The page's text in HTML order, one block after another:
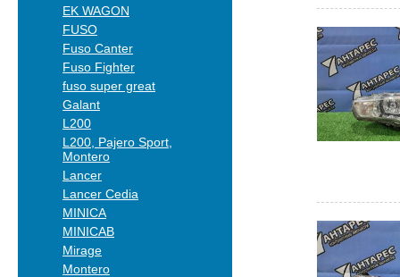
EK WAGON
FUSO
Fuso Canter
Fuso Fighter
fuso super great
Galant
L200
L200, Pajero Sport,
Montero
Lancer
Lancer Cedia
MINICA
MINICAB
Mirage
Montero